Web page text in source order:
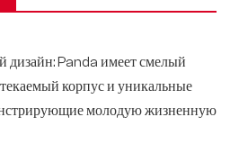
дизайн: Panda имеет смелый
корпус и уникальные
молодую жизненную